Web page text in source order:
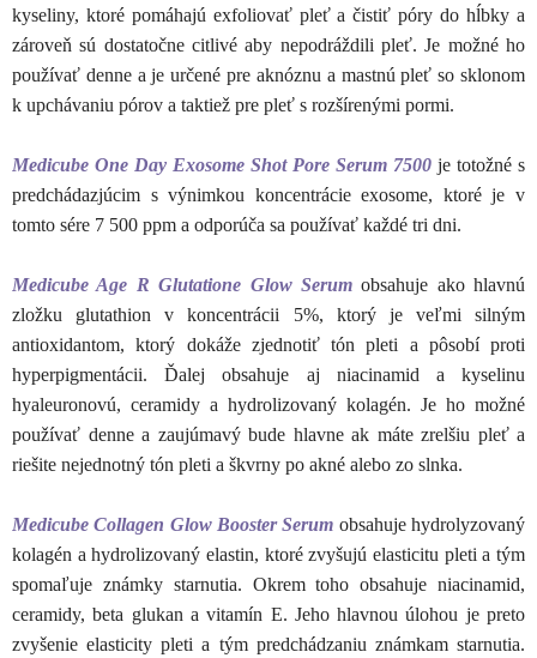
kyseliny, ktoré pomáhajú exfoliovať pleť a čistiť póry do hĺbky a
zároveň sú dostatočne citlivé aby nepodráždili pleť. Je možné ho
používať denne a je určené pre aknóznu a mastnú pleť so sklonom
k upchávaniu pórov a taktiež pre pleť s rozšírenými pormi.
Medicube One Day Exosome Shot Pore Serum 7500 je totožné s
predchádazjúcim s výnimkou koncentrácie exosome, ktoré je v
tomto sére 7 500 ppm a odporúča sa používať každé tri dni.
Medicube Age R Glutatione Glow Serumobsahuje ako hlavnú
zložku glutathion v koncentrácii 5%, ktorý je veľmi silným
antioxidantom, ktorý dokáže zjednotiť tón pleti a pôsobí proti
hyperpigmentácii. Ďalej obsahuje aj niacinamid a kyselinu
hyaleuronovú, ceramidy a hydrolizovaný kolagén. Je ho možné
používať denne a zaujúmavý bude hlavne ak máte zrelšiu pleť a
riešite nejednotný tón pleti a škvrny po akné alebo zo slnka.
Medicube Collagen Glow Booster Serum obsahuje hydrolyzovaný
kolagén a hydrolizovaný elastin, ktoré zvyšujú elasticitu pleti a tým
spomaľuje známky starnutia. Okrem toho obsahuje niacinamid,
ceramidy, beta glukan a vitamín E. Jeho hlavnou úlohou je preto
zvyšenie elasticity pleti a tým predchádzaniu známkam starnutia.